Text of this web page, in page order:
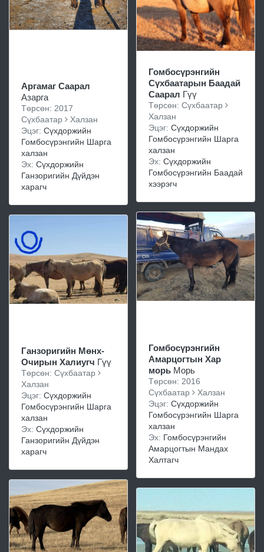
Аргамаг Саарал
Азарга
Төрсөн: 2017
Сүхбаатар
Халзан
Эцэг: Сүхдоржийн
Гомбосүрэнгийн Шарга
халзан
Эх: Сүхдоржийн
Ганзоригийн Дүйдэн
харагч
Ганзоригийн Мөнх-
Очирын Халиугч Гүү
Төрсөн: Сүхбаатар
Халзан
Эцэг: Сүхдоржийн
Гомбосүрэнгийн Шарга
халзан
Эх: Сүхдоржийн
Ганзоригийн Дүйдэн
харагч
Гомбосүрэнгийн
Сүхбаатарын Баадай
Саарал Гүү
Төрсөн: Сүхбаатар
Халзан
Эцэг: Сүхдоржийн
Гомбосүрэнгийн Шарга
халзан
Эх: Сүхдоржийн
Гомбосүрэнгийн Баадай
хээрэгч
Гомбосүрэнгийн
Амарцогтын Хар
морь Морь
Төрсөн: 2016
Сүхбаатар
Халзан
Эцэг: Сүхдоржийн
Гомбосүрэнгийн Шарга
халзан
Эх: Гомбосүрэнгийн
Амарцогтын Мандах
Халтагч